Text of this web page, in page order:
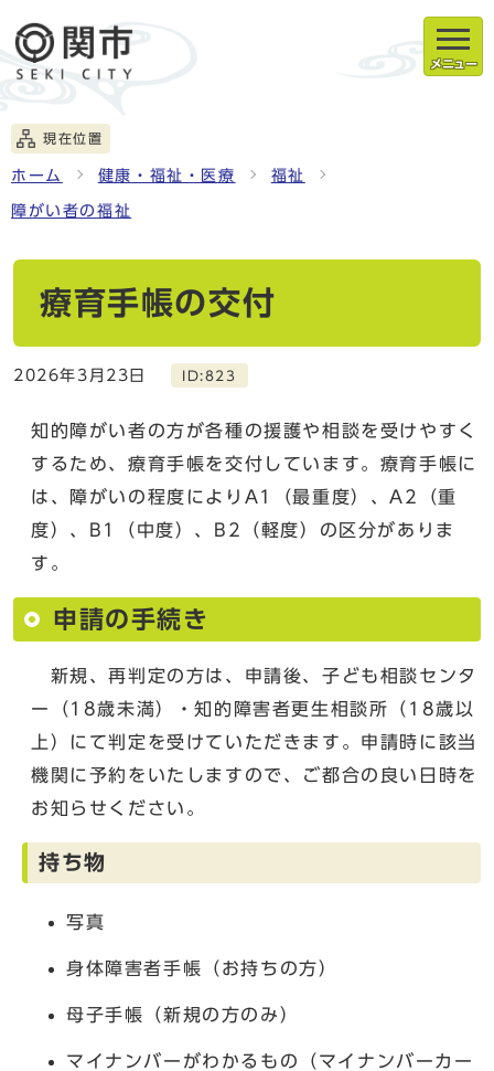
メニュー
現在位置
ホーム 健康・福祉・医療 福祉
障がい者の福祉
療育手帳の交付
2026年3月23日 ID:823
知的障がい者の方が各種の援護や相談を受けやすく
するため、療育手帳を交付しています。療育手帳に
は、障がいの程度によりA1（最重度）、A2（重
度）、B1（中度）、B2（軽度）の区分がありま
す。
申請の手続き
新規、再判定の方は、申請後、子ども相談センタ
ー（18歳未満）・知的障害者更生相談所（18歳以
上）にて判定を受けていただきます。申請時に該当
機関に予約をいたしますので、ご都合の良い日時を
お知らせください。
持ち物
写真
身体障害者手帳（お持ちの方）
母子手帳（新規の方のみ）
マイナンバーがわかるもの（マイナンバーカー